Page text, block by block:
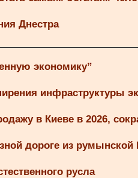
Днестра
экономику”
инфраструктуры
в Киеве в 2026,
дороге из румынской
русла